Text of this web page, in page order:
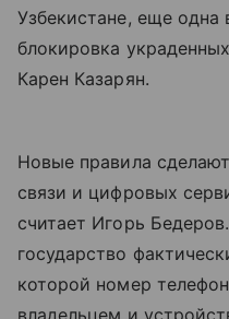
Узбекистане, еще
блокировка
Карен Казарян.
Новые правила
связи и цифровых
считает Игорь
государство
которой номер